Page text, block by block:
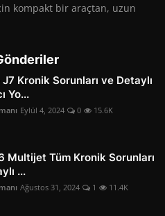
kompakt bir araçtan, uzun
Kronik Sorunları ve Detaylı
Yo...
Eylül 4, 2024 0 15.6K
Multijet Tüm Kronik Sorunları
...
Ağustos 31, 2024 1 11.4K